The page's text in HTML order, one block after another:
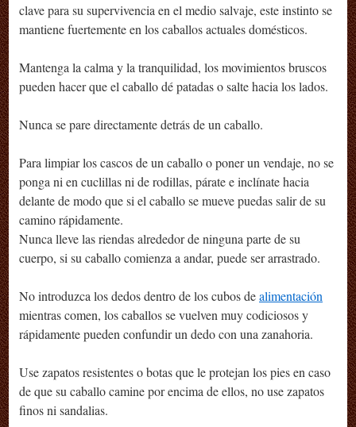
clave para su supervivencia en el medio salvaje, este instinto se
mantiene fuertemente en los caballos actuales domésticos.
Mantenga la calma y la tranquilidad, los movimientos bruscos
pueden hacer que el caballo dé patadas o salte hacia los lados.
Nunca se pare directamente detrás de un caballo.
Para limpiar los cascos de un caballo o poner un vendaje, no se
ponga ni en cuclillas ni de rodillas, párate e inclínate hacia
delante de modo que si el caballo se mueve puedas salir de su
camino rápidamente.
Nunca lleve las riendas alrededor de ninguna parte de su
cuerpo, si su caballo comienza a andar, puede ser arrastrado.
No introduzca los dedos dentro de los cubos dealimentación
mientras comen, los caballos se vuelven muy codiciosos y
rápidamente pueden confundir un dedo con una zanahoria.
Use zapatos resistentes o botas que le protejan los pies en caso
de que su caballo camine por encima de ellos, no use zapatos
finos ni sandalias.